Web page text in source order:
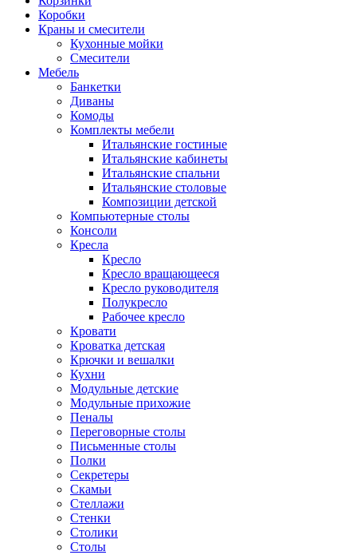
Коробки
Краны и смесители
Кухонные мойки
Смесители
Мебель
Банкетки
Диваны
Комоды
Комплекты мебели
Итальянские гостиные
Итальянские кабинеты
Итальянские спальни
Итальянские столовые
Композиции детской
Компьютерные столы
Консоли
Кресла
Кресло
Кресло вращающееся
Кресло руководителя
Полукресло
Рабочее кресло
Кровати
Кроватка детская
Крючки и вешалки
Кухни
Модульные детские
Модульные прихожие
Пеналы
Переговорные столы
Письменные столы
Полки
Секретеры
Скамьи
Стеллажи
Стенки
Столики
Столы